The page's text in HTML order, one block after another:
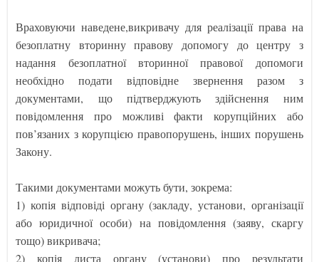
Враховуючи наведене,викривачу для реалізації права на
безоплатну вторинну правову допомогу до центру з
надання безоплатної вторинної правової допомоги
необхідно подати відповідне звернення разом з
документами, що підтверджують здійснення ним
повідомлення про можливі факти корупційних або
пов’язаних з корупцією правопорушень, інших порушень
Закону.
Такими документами можуть бути, зокрема:
1) копія відповіді органу (закладу, установи, організації
або юридичної особи) на повідомлення (заяву, скаргу
тощо) викривача;
2) копія листа органу (установи) про результати